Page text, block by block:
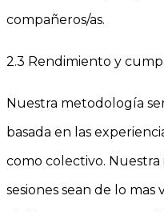
compañeros/as.
2.3 Rendimiento y
Nuestra metodología
basada en las
como colectivo.
sesiones sean de lo mas